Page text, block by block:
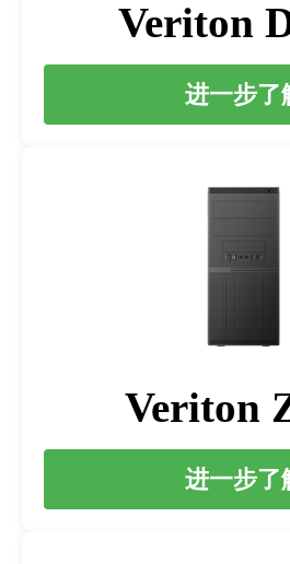
Veriton
进一步了
Veriton
进一步了